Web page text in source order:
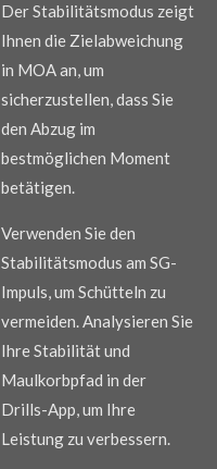
Der Stabilitätsmodus zeigt
Ihnen die Zielabweichung
in MOA an, um
sicherzustellen, dass Sie
den Abzug im
bestmöglichen Moment
betätigen.
Verwenden Sie den
Stabilitätsmodus am SG-
Impuls, um Schütteln zu
vermeiden. Analysieren Sie
Ihre Stabilität und
Maulkorbpfad in der
Drills-App, um Ihre
Leistung zu verbessern.